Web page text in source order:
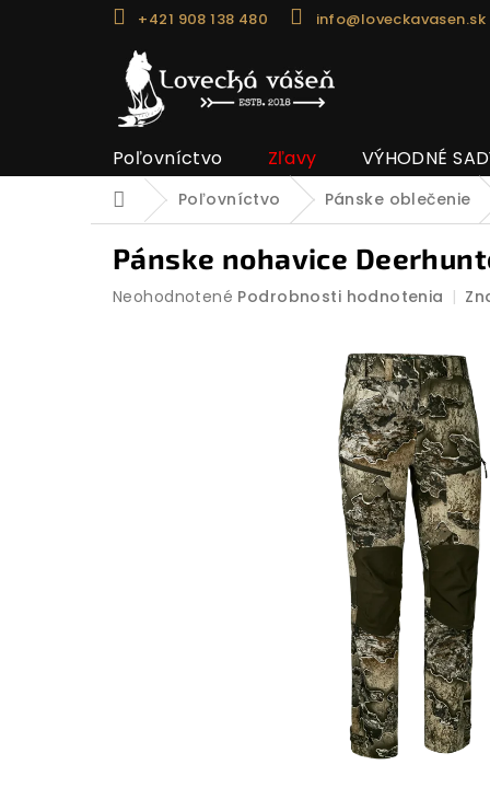
+421 908 138 480 info@loveckavasen.sk
Poľovníctvo Zľavy VÝHODNÉ
DomovPoľovníctvo Pánske oblečenie
Pánske nohavice
Priemerné
Neohodnotené Podrobnosti hodnotenia